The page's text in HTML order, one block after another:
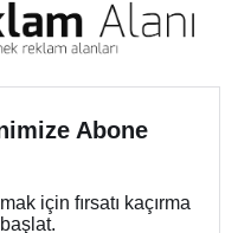
Abone
için fırsatı kaçırma